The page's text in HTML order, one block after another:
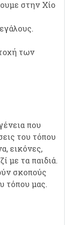
στην Χίο
των
που
του τόπου
εικόνες,
με τα παιδιά.
σκοπούς
τόπου μας.